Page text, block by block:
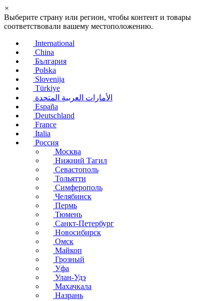
×
Выберите страну или регион, чтобы контент и товары
соответствовали вашему местоположению.
International
China
България
Polska
Slovenija
Türkiye
الأمارات العربية المتحدة
España
Deutschland
France
Italia
Россия
Москва
Нижний Тагил
Севастополь
Тольятти
Симферополь
Челябинск
Пермь
Тюмень
Санкт-Петербург
Новосибирск
Омск
Майкоп
Грозный
Уфа
Улан-Удэ
Махачкала
Назрань